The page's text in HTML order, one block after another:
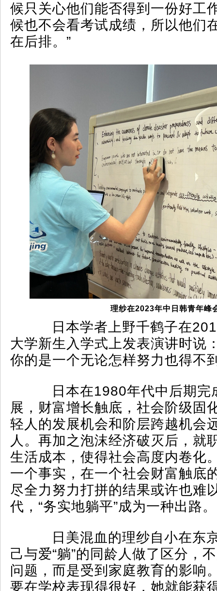
候只关心他们能否得到一份好工
候也不会看考试成绩，所以他们
在后排。”
理纱在2023年中日韩青年峰
日本学者上野千鹤子在
大学新生入学式上发表演讲时说
你的是一个无论怎样努力也得不
日本在1980年代中后期完
展，财富增长触底，社会阶级固
轻人的发展机会和阶层跨越机会
人。再加之泡沫经济破灭后，就
生活成本，使得社会高度内卷化
一个事实，在一个社会财富触底
尽全力努力打拼的结果或许也难
代，“务实地躺平”成为一种出路。
日美混血的理纱自小在东
己与爱“躺”的同龄人做了区分，
问题，而是受到家庭教育的影响
要在学校表现得很好，她就能获